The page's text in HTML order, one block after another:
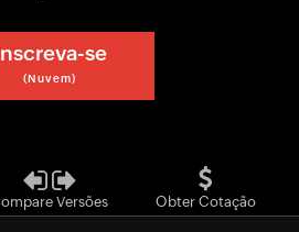
se
(Nuvem)
Versões Obter Cotação